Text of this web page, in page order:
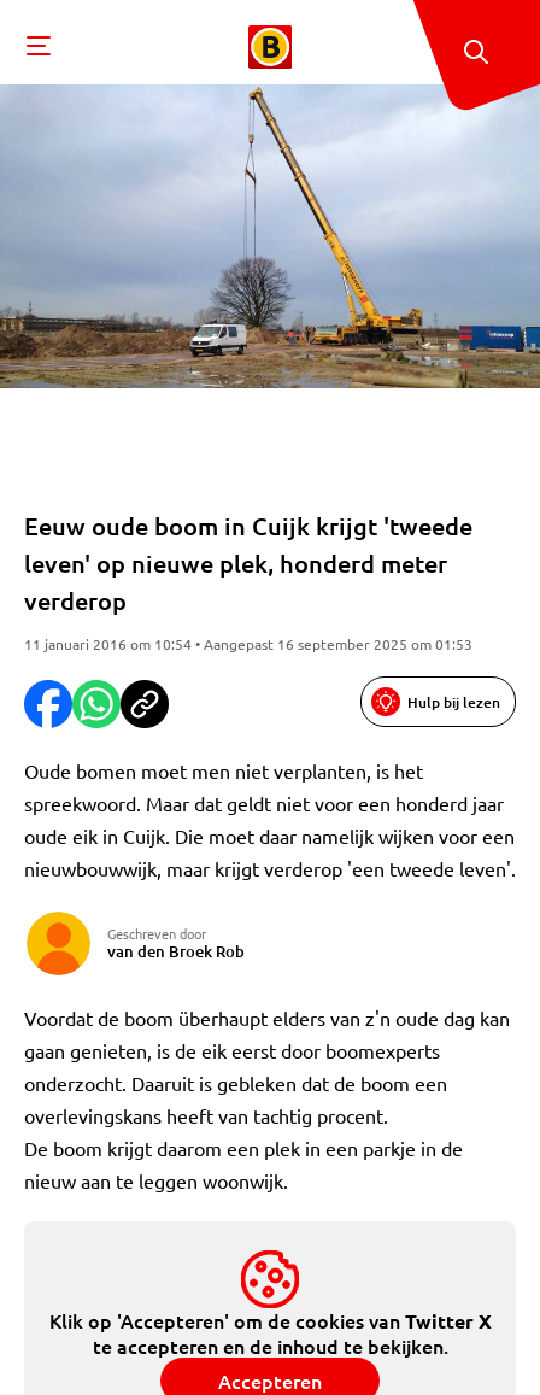
Eeuw oude boom in Cuijk krijgt 'tweede
leven' op nieuwe plek, honderd meter
verderop
11 januari 2016 om 10:54 • Aangepast 16 september 2025 om 01:53
Hulp bij lezen
Oude bomen moet men niet verplanten, is het
spreekwoord. Maar dat geldt niet voor een honderd jaar
oude eik in Cuijk. Die moet daar namelijk wijken voor een
nieuwbouwwijk, maar krijgt verderop 'een tweede leven'.
Geschreven door
van den Broek Rob
Voordat de boom überhaupt elders van z'n oude dag kan
gaan genieten, is de eik eerst door boomexperts
onderzocht. Daaruit is gebleken dat de boom een
overlevingskans heeft van tachtig procent.
De boom krijgt daarom een plek in een parkje in de
nieuw aan te leggen woonwijk.
Klik op 'Accepteren' om de cookies vanTwitter X
te accepteren en de inhoud te bekijken.
Accepteren